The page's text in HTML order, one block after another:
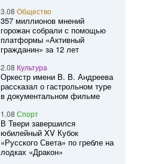
3.08 Общество
357 миллионов мнений
горожан собрали с помощью
платформы «Активный
гражданин» за 12 лет
2.08 Культура
Оркестр имени В. В. Андреева
рассказал о гастрольном туре
в документальном фильме
1.08 Спорт
В Твери завершился
юбилейный XV Кубок
«Русского Света» по гребле на
лодках «Дракон»